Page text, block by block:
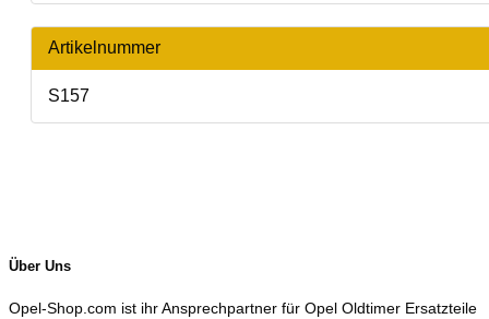
Artikelnummer
S157
Über Uns
Opel-Shop.com ist ihr Ansprechpartner für Opel Oldtimer Ersatzteile